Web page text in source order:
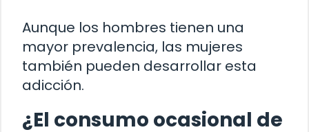
Aunque los hombres tienen una
mayor prevalencia, las mujeres
también pueden desarrollar esta
adicción.
¿El consumo ocasional de